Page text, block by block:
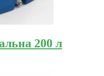
200 л